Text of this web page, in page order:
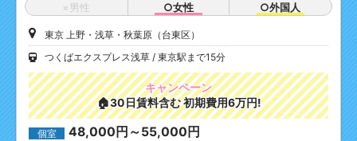
×男性 ○女性 ○外国人
東京 上野・浅草・秋葉原（台東区）
つくばエクスプレス浅草
東京駅まで15分
キャンペーン
🏠30日賃料含む 初期費用6万円!
個室 48,000円～55,000円